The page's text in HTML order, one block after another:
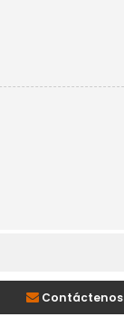
Contáctenos